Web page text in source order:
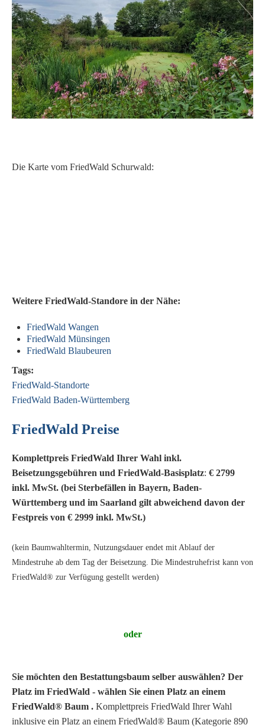
Die Karte vom FriedWald Schurwald:
Weitere FriedWald-Standore in der Nähe:
FriedWald Wangen
FriedWald Münsingen
FriedWald Blaubeuren
Tags:
FriedWald-Standorte
FriedWald Baden-Württemberg
FriedWald Preise
Komplettpreis FriedWald Ihrer Wahl inkl.
Beisetzungsgebühren und FriedWald-Basisplatz: € 2799
inkl. MwSt. (bei Sterbefällen in Bayern, Baden-
Württemberg und im Saarland gilt abweichend davon der
Festpreis von € 2999 inkl. MwSt.)
(kein Baumwahltermin, Nutzungsdauer endet mit Ablauf der
Mindestruhe ab dem Tag der Beisetzung. Die Mindestruhefrist kann von
FriedWald® zur Verfügung gestellt werden)
oder
Sie möchten den Bestattungsbaum selber auswählen? Der
Platz im FriedWald - wählen Sie einen Platz an einem
FriedWald® Baum . Komplettpreis FriedWald Ihrer Wahl
inklusive ein Platz an einem FriedWald® Baum (Kategorie 890